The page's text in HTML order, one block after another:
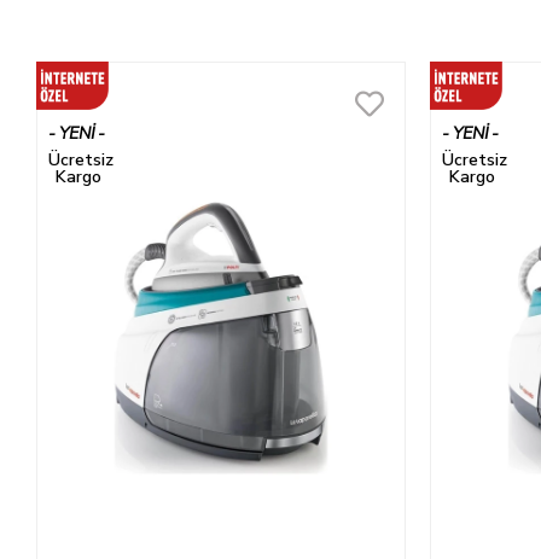
YENI
ÜRÜN
Ücretsiz
Kargo
YENI
ÜRÜN
Ücretsiz
Kargo